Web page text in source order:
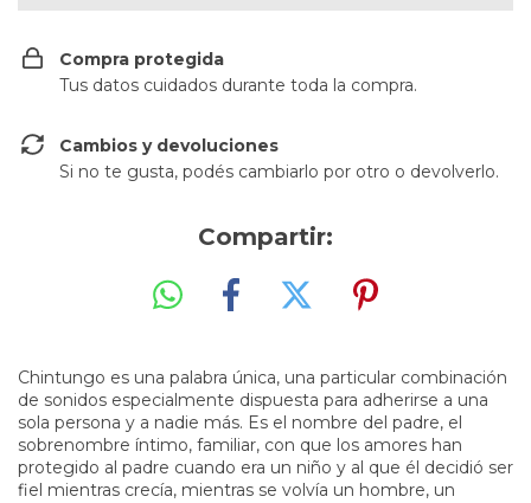
Compra protegida
Tus datos cuidados durante toda la compra.
Cambios y devoluciones
Si no te gusta, podés cambiarlo por otro o devolverlo.
Compartir:
Chintungo es una palabra única, una particular combinación
de sonidos especialmente dispuesta para adherirse a una
sola persona y a nadie más. Es el nombre del padre, el
sobrenombre íntimo, familiar, con que los amores han
protegido al padre cuando era un niño y al que él decidió ser
fiel mientras crecía, mientras se volvía un hombre, un